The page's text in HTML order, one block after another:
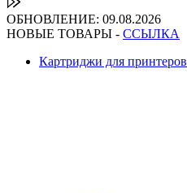
ОБНОВЛЕНИЕ: 09.08.2026
НОВЫЕ ТОВАРЫ - ССЫЛКА
Картриджи для принтеров